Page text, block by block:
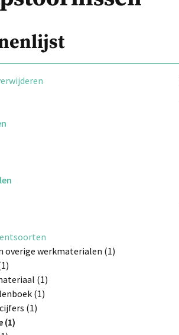
overige werkmaterialen (1)
(1)
(1)
(1)
(1)